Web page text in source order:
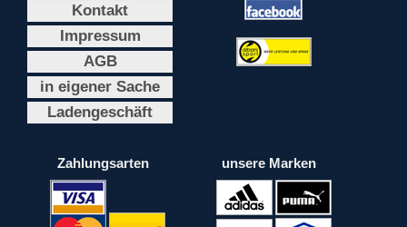
Kontakt
Impressum
AGB
in eigener Sache
Ladengeschäft
Zahlungsarten unsere Marken